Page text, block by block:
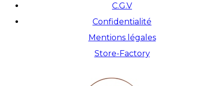
C.G.V
Confidentialité
Mentions légales
Store-Factory